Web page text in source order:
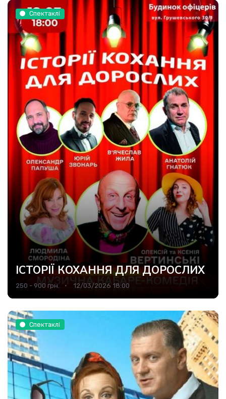
Спектаклі
ІСТОРІЇ КОХАННЯ ДЛЯ ДОРОСЛИХ
250 - 900 грн. 12/03/2026 18:00
Спектаклі